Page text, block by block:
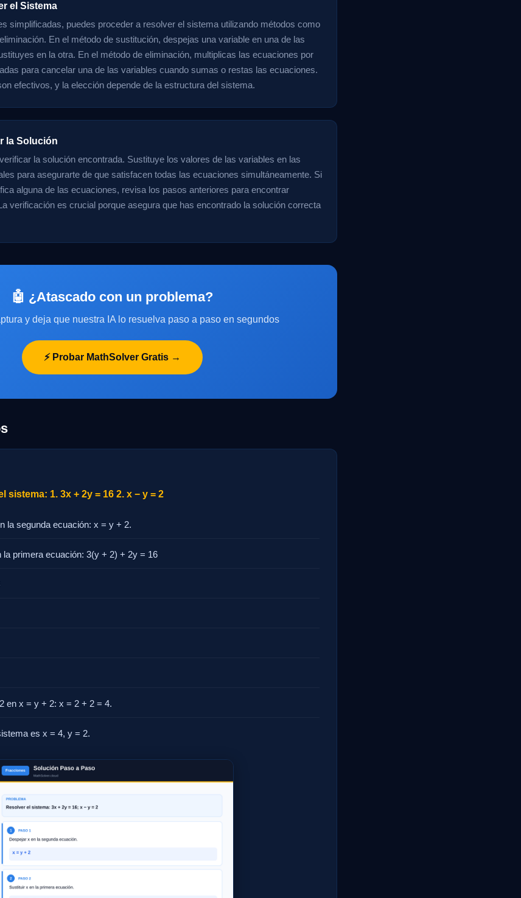
el Sistema
simplificadas, puedes proceder a resolver el sistema utilizando métodos como
En el método de sustitución, despejas una variable en una de las
en la otra. En el método de eliminación, multiplicas las ecuaciones por
para cancelar una de las variables cuando sumas o restas las ecuaciones.
efectivos, y la elección depende de la estructura del sistema.
la Solución
la solución encontrada. Sustituye los valores de las variables en las
para asegurarte de que satisfacen todas las ecuaciones simultáneamente. Si
alguna de las ecuaciones, revisa los pasos anteriores para encontrar
verificación es crucial porque asegura que has encontrado la solución correcta
🤖 ¿Atascado con un problema?
y deja que nuestra IA lo resuelva paso a paso en segundos
⚡ Probar MathSolver Gratis →
sistema: 1. 3x + 2y = 16 2. x − y = 2
la segunda ecuación: x = y + 2.
la primera ecuación: 3(y + 2) + 2y = 16
en x = y + 2: x = 2 + 2 = 4.
es x = 4, y = 2.